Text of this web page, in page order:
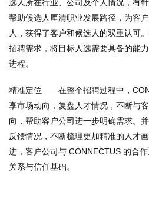
选人所在行业、公司及个人情况，有
帮助候选人厘清职业发展路径，为客
人，获得了客户和候选人的双重认可
招聘需求，将目标人选需要具备的能
进程。
精准定位——在整个招聘过程中，
享市场动向，复盘人才情况，不断与
向，帮助客户公司进一步明确需求。
反馈情况，不断梳理更加精准的人才
进，客户公司与 CONNECTUS 的合
关系与信任基础。